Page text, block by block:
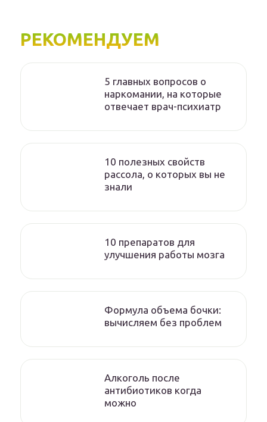
РЕКОМЕНДУЕМ
5 главных вопросов о
наркомании, на которые
отвечает врач-психиатр
10 полезных свойств
рассола, о которых вы не
знали
10 препаратов для
улучшения работы мозга
Формула объема бочки:
вычисляем без проблем
Алкоголь после
антибиотиков когда
можно